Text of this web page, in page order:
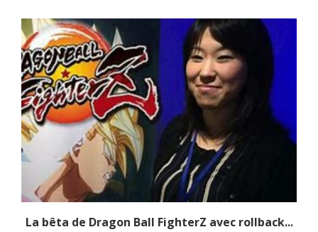
La bêta de Dragon Ball FighterZ avec rollback...